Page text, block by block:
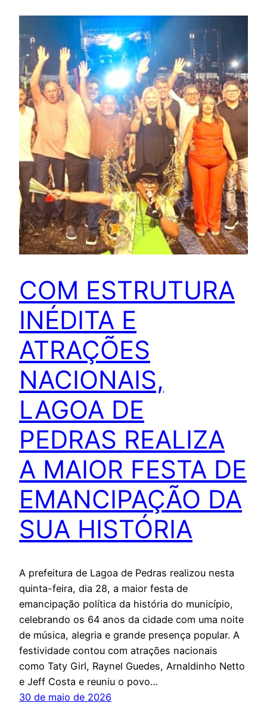
COM ESTRUTURA
INÉDITA E
ATRAÇÕES
NACIONAIS,
LAGOA DE
PEDRAS REALIZA
A MAIOR FESTA DE
EMANCIPAÇÃO DA
SUA HISTÓRIA
A prefeitura de Lagoa de Pedras realizou nesta
quinta-feira, dia 28, a maior festa de
emancipação política da história do município,
celebrando os 64 anos da cidade com uma noite
de música, alegria e grande presença popular. A
festividade contou com atrações nacionais
como Taty Girl, Raynel Guedes, Arnaldinho Netto
e Jeff Costa e reuniu o povo…
30 de maio de 2026